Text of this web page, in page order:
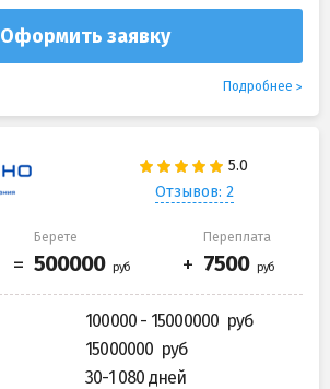
Оформить заявку
Подробнее
Отзывов: 2
Берете Переплата
100000 - 15000000
15000000
30-1 080 дней